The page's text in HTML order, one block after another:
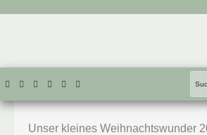
Unser kleines Weihnachtswunder